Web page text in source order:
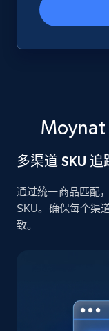
2.4K+
Google
web using
Rating,
2.4K+
多渠道 SKU 追
通过统一商品匹配
SKU。确保每个渠
致。